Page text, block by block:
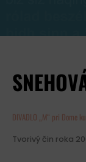
DIVADLO „M“ pri Dome
Tvorivý čin roka